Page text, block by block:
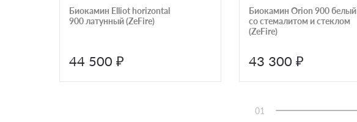
Биокамин Elliot horizontal
900 латунный (ZeFire)
44 500 ₽
Биокамин Orion 900 белый
со стемалитом и стеклом
(ZeFire)
43 300 ₽
01